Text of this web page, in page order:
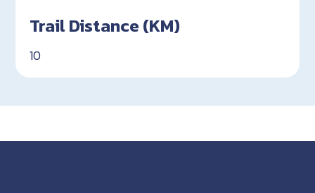
Trail Distance (KM)
10